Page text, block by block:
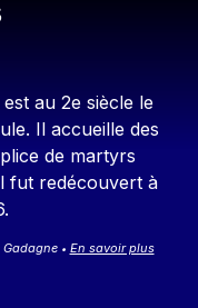
au 2e siècle le
Il accueille des
de martyrs
fut redécouvert à
Gadagne • En savoir plus